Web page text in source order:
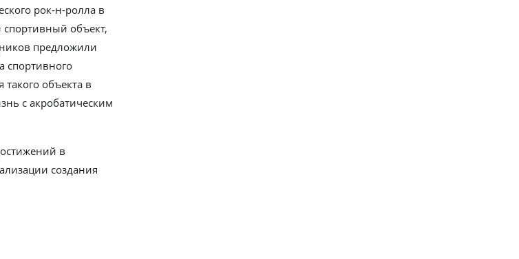
рок-н-ролла в
спортивный объект,
предложили
спортивного
объекта в
с акробатическим
в
создания